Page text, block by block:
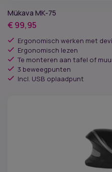
Mükava MK-75
€ 99,95
Ergonomisch werken met
Ergonomisch lezen
Te monteren aan tafel of
3 beweegpunten
Incl. USB oplaadpunt